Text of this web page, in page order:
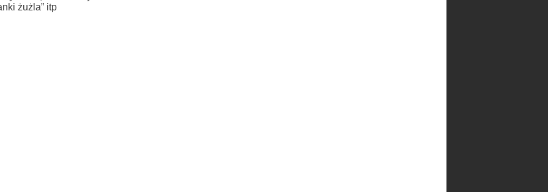
żużla” itp